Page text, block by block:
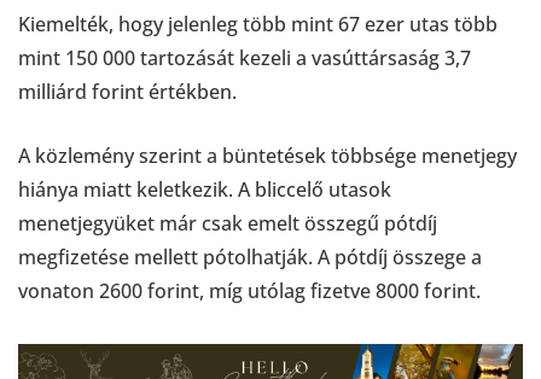
Kiemelték, hogy jelenleg több mint 67 ezer utas több
mint 150 000 tartozását kezeli a vasúttársaság 3,7
milliárd forint értékben.
A közlemény szerint a büntetések többsége menetjegy
hiánya miatt keletkezik. A bliccelő utasok
menetjegyüket már csak emelt összegű pótdíj
megfizetése mellett pótolhatják. A pótdíj összege a
vonaton 2600 forint, míg utólag fizetve 8000 forint.